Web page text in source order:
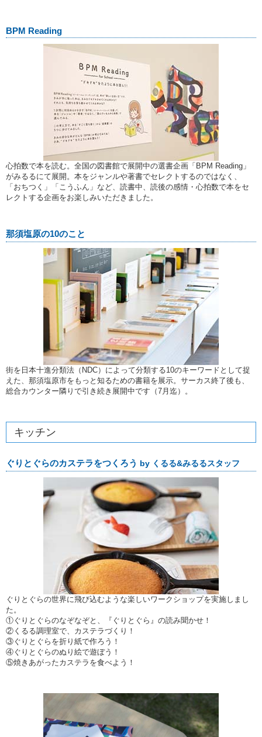
BPM Reading
心拍数で本を読む。全国の図書館で展開中の選書企画「BPM Reading」
がみるるにて展開。本をジャンルや著書でセレクトするのではなく、
「おちつく」「こうふん」など、読書中、読後の感情・心拍数で本をセ
レクトする企画をお楽しみいただきました。
那須塩原の10のこと
街を日本十進分類法（NDC）によって分類する10のキーワードとして捉
えた、那須塩原市をもっと知るための書籍を展示。サーカス終了後も、
総合カウンター隣りで引き続き展開中です（7月迄）。
キッチン
ぐりとぐらのカステラをつくろう by くるる&みるるスタッフ
ぐりとぐらの世界に飛び込むような楽しいワークショップを実施しまし
た。
①ぐりとぐらのなぞなぞと、『ぐりとぐら』の読み聞かせ！
②くるる調理室で、カステラづくり！
③ぐりとぐらを折り紙で作ろう！
④ぐりとぐらのぬり絵で遊ぼう！
⑤焼きあがったカステラを食べよう！